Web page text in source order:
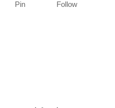
Pin Follow